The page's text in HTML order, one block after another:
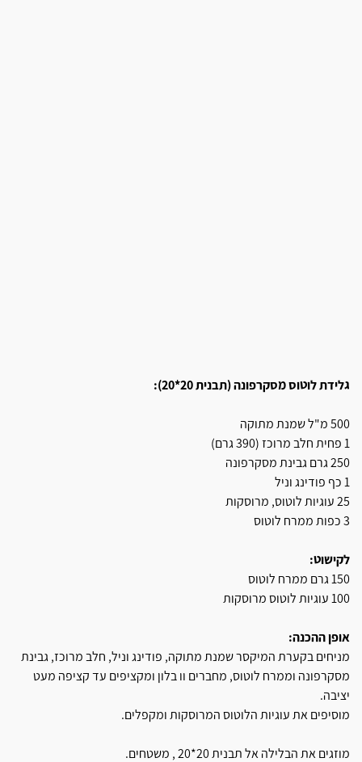
גלידת לוטוס מסקרפונה (תבנית 20*20):
500 מ"ל שמנת מתוקה
1 פחית חלב מרוכז (390 גרם)
250 גרם גבינת מסקרפונה
1 כף פודינג וניל
25 עוגיות לוטוס, מרוסקות
3 כפות ממרח לוטוס
לקישוט:
150 גרם ממרח לוטוס
100 עוגיות לוטוס מרוסקות
אופן ההכנה:
מניחים בקערת המיקסר שמנת מתוקה, פודינג וניל, חלב מרוכז, גבינת
מסקרפונה וממרח לוטוס, מחברים וו בלון ומקציפים עד קציפה מעט
יציבה.
מוסיפים את עוגיות הלוטוס המרוסקות ומקפלים.
מוזגים את הבלילה אל תבנית 20*20 , משטחים.